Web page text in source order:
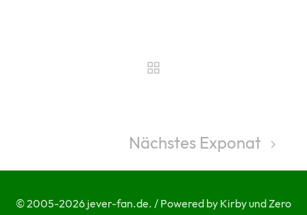
Nächstes Exponat
© 2005-2026 jever-fan.de. / Powered by Kirby und Zero